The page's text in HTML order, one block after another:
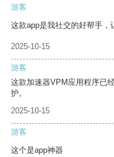
游客
这款app是我社交的好帮手，
2025-10-15
游客
这款加速器VPM应用程序已
护。
2025-10-15
游客
这个是app神器